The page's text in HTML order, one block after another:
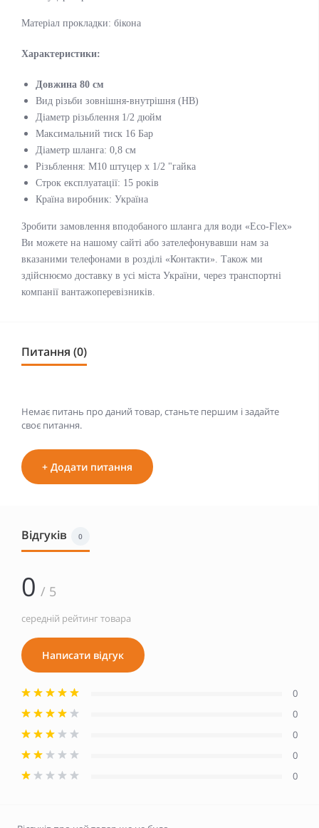
Матеріал прокладки: бікона
Характеристики:
Довжина 80 см
Вид різьби зовнішня-внутрішня (НВ)
Діаметр різьблення 1/2 дюйм
Максимальний тиск 16 Бар
Діаметр шланга: 0,8 см
Різьблення: М10 штуцер х 1/2 "гайка
Строк експлуатації: 15 років
Країна виробник: Україна
Зробити замовлення вподобаного шланга для води «Eco-Flex»
Ви можете на нашому сайті або зателефонувавши нам за
вказаними телефонами в розділі «Контакти». Також ми
здійснюємо доставку в усі міста України, через транспортні
компанії вантажоперевізників.
Питання (0)
Немає питань про даний товар, станьте першим і задайте
своє питання.
+ Додати питання
Відгуків 0
0 / 5
середній рейтинг товара
Написати відгук
0
0
0
0
0